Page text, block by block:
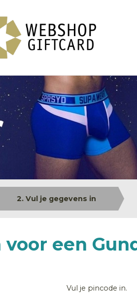
2. Vul je gegevens in
een
Vul je pincode in.